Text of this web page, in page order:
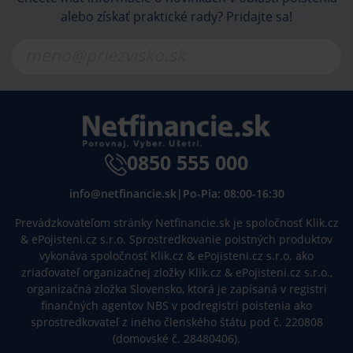
alebo získať praktické rady? Pridajte sa!
0850 555 000
info@netfinancie.sk| Po-Pia: 08:00-16:30
Prevádzkovateľom stránky Netfinancie.sk je spoločnosť Klik.cz
& ePojisteni.cz s.r.o. Sprostredkovanie poistných produktov
vykonáva spoločnosť Klik.cz & ePojisteni.cz s.r.o. ako
zriaďovateľ organizačnej zložky Klik.cz & ePojisteni.cz s.r.o.,
organizačná zložka Slovensko, ktorá je zapísaná v registri
finančných agentov NBS v podregistri poistenia ako
sprostredkovateľ z iného členského štátu pod č. 220808
(domovské č. 28480406).